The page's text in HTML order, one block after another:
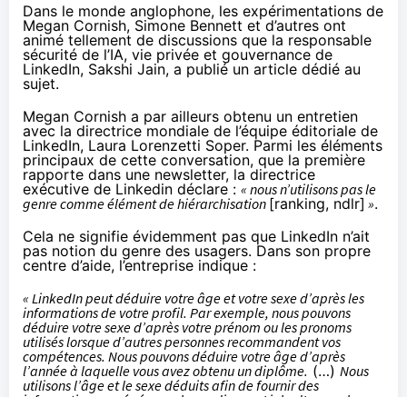
Dans le monde anglophone, les expérimentations de
Megan Cornish, Simone Bennett et d’autres ont
animé tellement de discussions que la responsable
sécurité de l’IA, vie privée et gouvernance de
LinkedIn, Sakshi Jain, a publié un article dédié au
sujet.
Megan Cornish a par ailleurs obtenu un entretien
avec la directrice mondiale de l’équipe éditoriale de
LinkedIn, Laura Lorenzetti Soper. Parmi les éléments
principaux de cette conversation, que la première
rapporte dans une newsletter, la directrice
exécutive de Linkedin déclare : « nous n’utilisons pas le
genre comme élément de hiérarchisation [ranking, ndlr] ».
Cela ne signifie évidemment pas que LinkedIn n’ait
pas notion du genre des usagers. Dans son propre
centre d’aide, l’entreprise indique :
« LinkedIn peut déduire votre âge et votre sexe d’après les
informations de votre profil. Par exemple, nous pouvons
déduire votre sexe d’après votre prénom ou les pronoms
utilisés lorsque d’autres personnes recommandent vos
compétences. Nous pouvons déduire votre âge d’après
l’année à laquelle vous avez obtenu un diplôme. (…) Nous
utilisons l’âge et le sexe déduits afin de fournir des